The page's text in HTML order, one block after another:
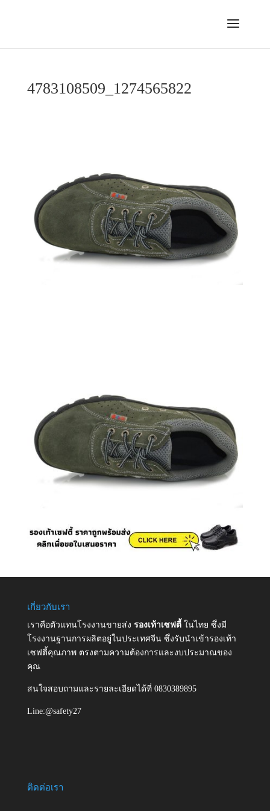
4783108509_1274565822
เกี่ยวกับเรา
เราคือตัวแทนโรงงานขายส่ง รองเท้าเซฟตี้ ในไทย ซึ่งมี
โรงงานฐานการผลิตอยู่ในประเทศจีน ซึ่งรับนำเข้ารองเท้า
เซฟตี้คุณภาพ ตรงตามความต้องการและงบประมาณของ
คุณ
สนใจสอบถามและรายละเอียดได้ที่ 0830389895
Line:@safety27
ติดต่อเรา